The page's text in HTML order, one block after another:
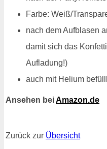
Farbe: Weiß/
nach dem Aufblasen
damit sich das
Aufladung!)
auch mit Helium
Ansehen beiAmazon.de
Zurück zur Übersicht